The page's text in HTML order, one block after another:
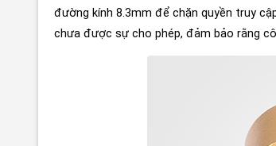
đường kính 8.3mm để chặn quyền truy
chưa được sự cho phép, đảm bảo rằng